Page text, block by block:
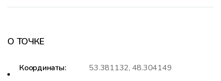
О ТОЧКЕ
Координаты: 53.381132, 48.304149